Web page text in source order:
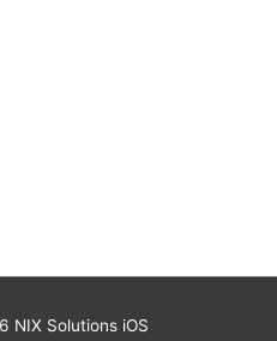
NIX Solutions iOS